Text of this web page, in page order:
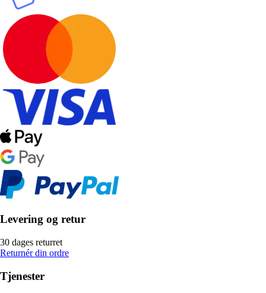
Levering og retur
30 dages returret
Returnér din ordre
Tjenester